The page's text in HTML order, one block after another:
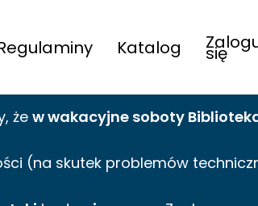
Katalog się
że w wakacyjne soboty
(na skutek problemów